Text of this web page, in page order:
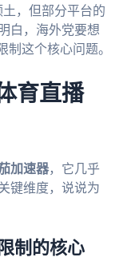
，但部分平台的
白，海外党要想
这个核心问题。
育直播
加速器，它几乎
键维度，说说为
制的核心